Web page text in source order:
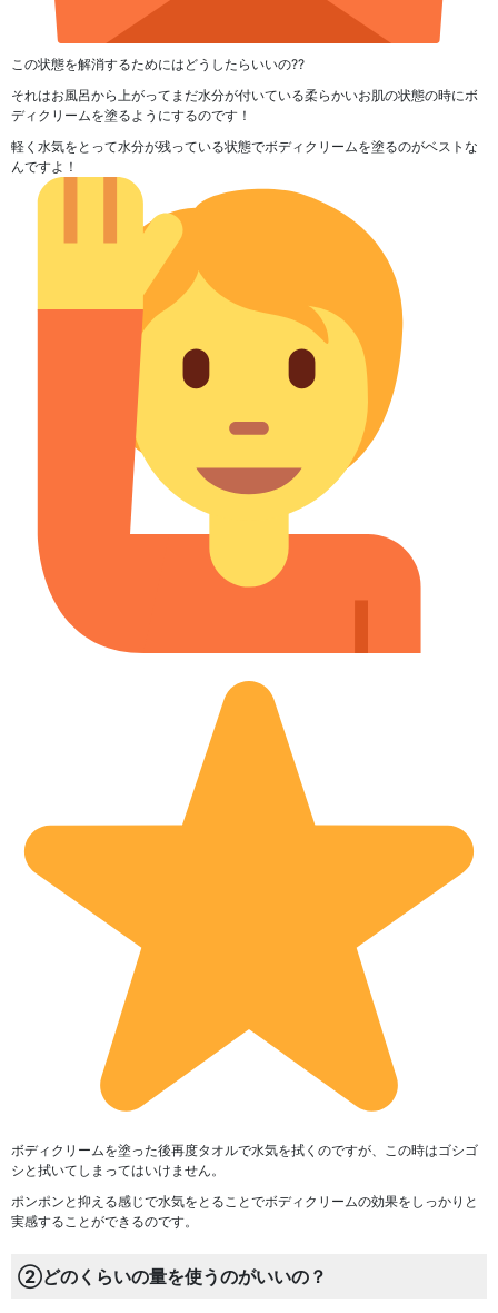
この状態を解消するためにはどうしたらいいの??
それはお風呂から上がってまだ水分が付いている柔らかいお肌の状態の時にボ
ディクリームを塗るようにするのです！
軽く水気をとって水分が残っている状態でボディクリームを塗るのがベストな
んですよ！
ボディクリームを塗った後再度タオルで水気を拭くのですが、この時はゴシゴ
シと拭いてしまってはいけません。
ポンポンと抑える感じで水気をとることでボディクリームの効果をしっかりと
実感することができるのです。
②どのくらいの量を使うのがいいの？